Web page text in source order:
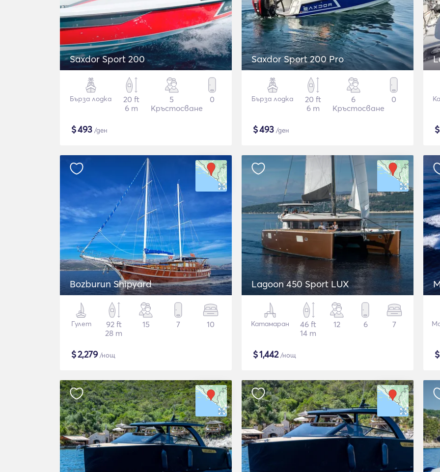
Saxdor Sport 200
Бърза лодка
20 ft
6 m
5
Кръстосване
0
$493 /ден
Saxdor Sport 200 Pro
Бърза лодка
20 ft
6 m
6
Кръстосване
0
$493 /ден
Bozburun Shipyard
Гулет
92 ft
28 m
15 7 10
$2,279/нощ
Lagoon 450 Sport LUX
Катамаран
46 ft
14 m
12 6 7
$1,442/нощ